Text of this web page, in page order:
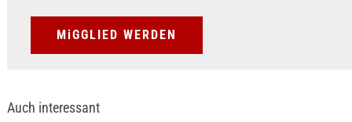
MiGGLIED WERDEN
Auch interessant